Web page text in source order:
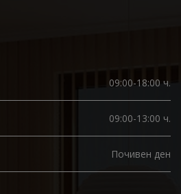
09:00-18:00 ч.
09:00-13:00 ч.
Почивен ден